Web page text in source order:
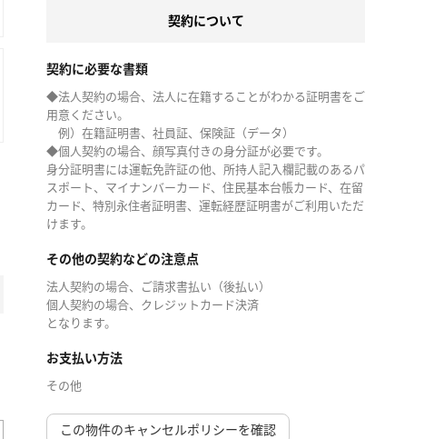
契約について
契約に必要な書類
◆法人契約の場合、法人に在籍することがわかる証明書をご
用意ください。
例）在籍証明書、社員証、保険証（データ）
◆個人契約の場合、顔写真付きの身分証が必要です。
身分証明書には運転免許証の他、所持人記入欄記載のあるパ
スポート、マイナンバーカード、住民基本台帳カード、在留
カード、特別永住者証明書、運転経歴証明書がご利用いただ
けます。
その他の契約などの注意点
法人契約の場合、ご請求書払い（後払い）
個人契約の場合、クレジットカード決済
となります。
お支払い方法
その他
この物件のキャンセルポリシーを確認